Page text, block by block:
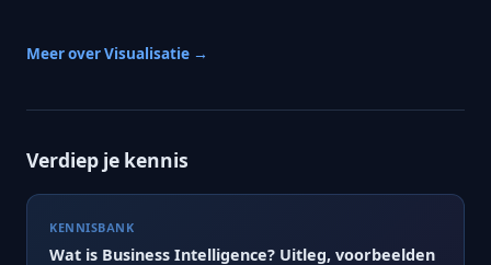
Meer over Visualisatie →
Verdiep je kennis
KENNISBANK
Wat is Business Intelligence? Uitleg, voorbeelden